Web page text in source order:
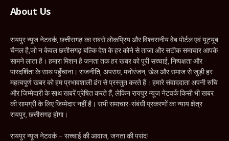
About Us
रायपुर न्यूज नेटवर्क, छत्तीसगढ़ का सबसे लोकप्रिय और विश्वसनीय वेब पोर्टल एवं यूट्यूब
चैनल है,जो न केवल छत्तीसगढ़ बल्कि देश के हर कोने से ताजा और सटीक समाचार आपके
सामने लाता है। हमारा मिशन है जनता तक हर खबर को पूरी सच्चाई, निष्पक्षता और
पारदर्शिता के साथ पहुँचाना। राजनीति, अपराध, मनोरंजन, खेल और समाज से जुड़ी हर
महत्वपूर्ण खबर को हम प्रभावशाली ढंग से प्रस्तुत करते हैं। हमारे संवाददाता अपनी रुचि
और जिम्मेदारी के साथ खबरें प्रेषित करते हैं, लेकिन रायपुर न्यूज नेटवर्क किसी भी खबर
की सामग्री के लिए जिम्मेदार नहीं है। सभी समाचार-संबंधी प्रकरणों का न्याय क्षेत्र
रायपुर, छत्तीसगढ़ होगा।
रायपुर न्यूज नेटवर्क – सच्चाई की आवाज, जनता की पसंद!